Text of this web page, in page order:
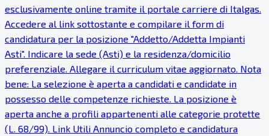
esclusivamente online tramite il portale carriere di Italgas.
Accedere al link sottostante e compilare il form di
candidatura per la posizione "Addetto/Addetta Impianti
Asti". Indicare la sede (Asti) e la residenza/domicilio
preferenziale. Allegare il curriculum vitae aggiornato. Nota
bene: La selezione è aperta a candidati e candidate in
possesso delle competenze richieste. La posizione è
aperta anche a profili appartenenti alle categorie protette
(L. 68/99). Link Utili Annuncio completo e candidatura